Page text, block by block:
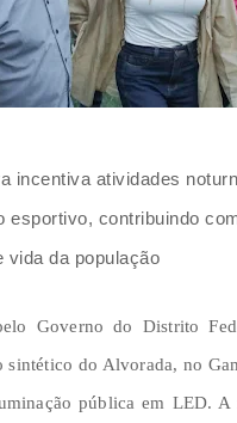
incentiva atividades
esportivo, contribuindo
vida da população
Governo do Distrito
sintético do Alvorada, no
pública em LED. A